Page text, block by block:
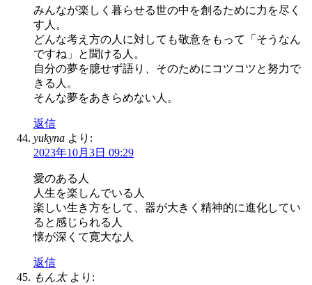
みんなが楽しく暮らせる世の中を創るために力を尽く
す人。
どんな考え方の人に対しても敬意をもって「そうなん
ですね」と聞ける人。
自分の夢を臆せず語り、そのためにコツコツと努力で
きる人。
そんな夢をあきらめない人。
返信
yukyna より:
2023年10月3日 09:29
愛のある人
人生を楽しんでいる人
楽しい生き方をして、器が大きく精神的に進化してい
ると感じられる人
懐が深くて寛大な人
返信
もん太 より: